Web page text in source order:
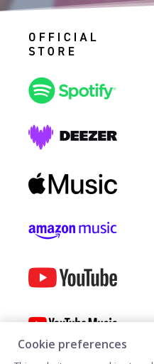
Cookie preferences